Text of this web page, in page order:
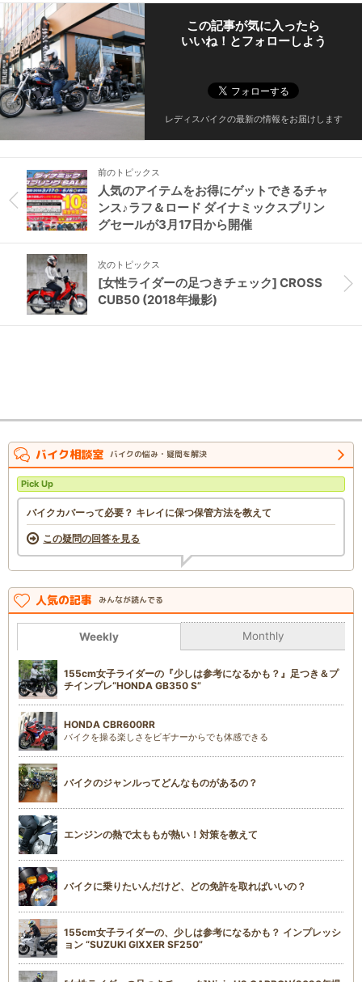
この記事が気に入ったら
いいね！とフォローしよう
レディスバイクの最新の情報をお届けします
前のトピックス
人気のアイテムをお得にゲットできるチャ
ンス♪ラフ＆ロード ダイナミックスプリン
グセールが3月17日から開催
次のトピックス
[女性ライダーの足つきチェック] CROSS
CUB50 (2018年撮影)
バイク相談室 バイクの悩み・疑問を解決
Pick Up
バイクカバーって必要？ キレイに保つ保管方法を教えて
この疑問の回答を見る
人気の記事 みんなが読んでる
Weekly Monthly
155cm女子ライダーの『少しは参考になるかも？』足つき＆プ
チインプレ“HONDA GB350 S”
HONDA CBR600RR
バイクを操る楽しさをビギナーからでも体感できる
バイクのジャンルってどんなものがあるの？
エンジンの熱で太ももが熱い！対策を教えて
バイクに乗りたいんだけど、どの免許を取ればいいの？
155cm女子ライダーの、少しは参考になるかも？ インプレッシ
ョン “SUZUKI GIXXER SF250”